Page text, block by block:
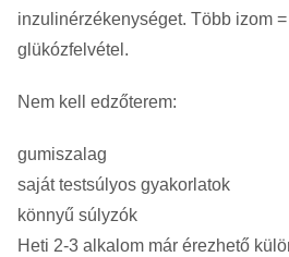
inzulinérzékenységet. Több izom
glükózfelvétel.
Nem kell edzőterem:
gumiszalag
saját testsúlyos gyakorlatok
könnyű súlyzók
Heti 2-3 alkalom már érezhető